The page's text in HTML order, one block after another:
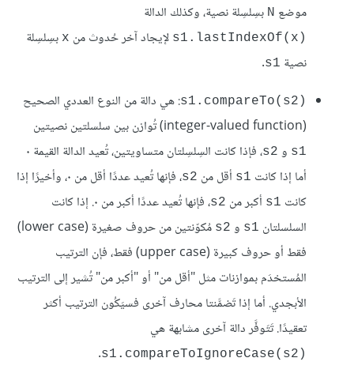
موضع N بسِلسِلة نصية، وكذلك الدالة
s1.lastIndexOf(x)‎ لإيجاد آخر حُدوث من x بسِلسِلة
نصية s1
.
s1.compareTo(s2)‎: هي دالة من النوع العددي الصحيح
(integer-valued function) تُوازن بين سلسلتين نصيتين
s1 و s2
، فإذا كانت السِلسِلتان متساويتين، تُعيد الدالة القيمة ٠
أما إذا كانت s1 أقل من s2
، فإنها تُعيد عددًا أقل من ٠، وأخيرًا إذا
كانت s1 أكبر من s2
، فإنها تُعيد عددًا أكبر من ٠. إذا كانت
السلسلتان s1 و s2
مُكوّنتين من حروف صغيرة (lower case)
فقط أو حروف كبيرة (upper case) فقط، فإن الترتيب
المُستخدَم بموازنات مثل "أقل من" أو "أكبر من" تُشير إلى الترتيب
الأبجدي. أما إذا تَضمَّنتا محارف آخرى فسيَكُون الترتيب أكثر
تعقيدًا. تَتَوفَّر دالة آخرى مشابهة هي
s1.compareToIgnoreCase(s2)‎
.